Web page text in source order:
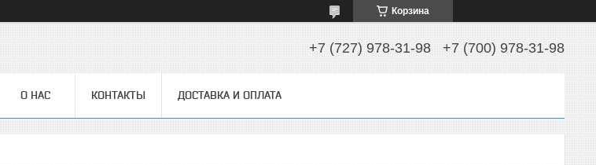
Корзина
+7 (727) 978-31-98 +7 (700) 978-31-98
О НАС КОНТАКТЫ ДОСТАВКА И ОПЛАТА